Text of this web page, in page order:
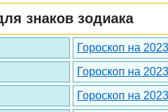
знаков зодиака
Гороскоп на
Гороскоп на
Гороскоп на